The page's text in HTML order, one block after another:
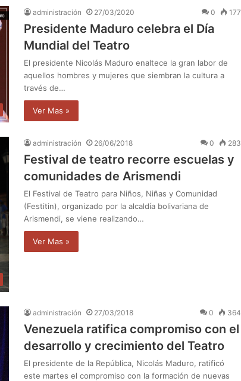
administración 27/03/2020 0 177
Presidente Maduro celebra el Día
Mundial del Teatro
El presidente Nicolás Maduro enaltece la gran labor de
aquellos hombres y mujeres que siembran la cultura a
través de…
Ver Mas »
administración 26/06/2018 0 283
Festival de teatro recorre escuelas y
comunidades de Arismendi
El Festival de Teatro para Niños, Niñas y Comunidad
(Festitin), organizado por la alcaldía bolivariana de
Arismendi, se viene realizando…
Ver Mas »
administración 27/03/2018 0 364
Venezuela ratifica compromiso con el
desarrollo y crecimiento del Teatro
El presidente de la República, Nicolás Maduro, ratificó
este martes el compromiso con la formación de nuevas